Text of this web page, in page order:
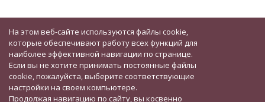
На этом веб-сайте используются файлы cookie,
которые обеспечивают работу всех функций для
наиболее эффективной навигации по странице.
Если вы не хотите принимать постоянные файлы
cookie, пожалуйста, выберите соответствующие
настройки на своем компьютере.
Продолжая навигацию по сайту, вы косвенно